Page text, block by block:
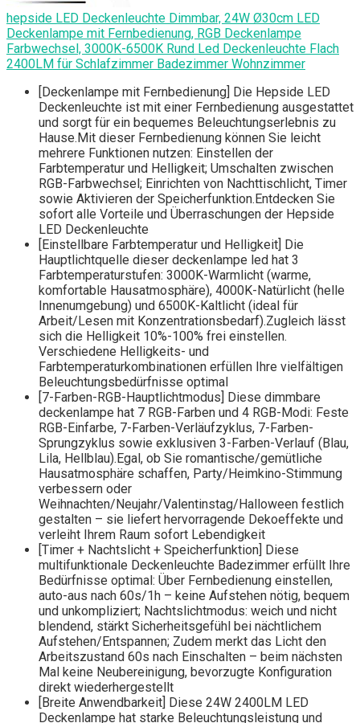
hepside LED Deckenleuchte Dimmbar, 24W Ø30cm LED
Deckenlampe mit Fernbedienung, RGB Deckenlampe
Farbwechsel, 3000K-6500K Rund Led Deckenleuchte Flach
2400LM für Schlafzimmer Badezimmer Wohnzimmer
[Deckenlampe mit Fernbedienung] Die Hepside LED
Deckenleuchte ist mit einer Fernbedienung ausgestattet
und sorgt für ein bequemes Beleuchtungserlebnis zu
Hause.Mit dieser Fernbedienung können Sie leicht
mehrere Funktionen nutzen: Einstellen der
Farbtemperatur und Helligkeit; Umschalten zwischen
RGB-Farbwechsel; Einrichten von Nachttischlicht, Timer
sowie Aktivieren der Speicherfunktion.Entdecken Sie
sofort alle Vorteile und Überraschungen der Hepside
LED Deckenleuchte
[Einstellbare Farbtemperatur und Helligkeit] Die
Hauptlichtquelle dieser deckenlampe led hat 3
Farbtemperaturstufen: 3000K-Warmlicht (warme,
komfortable Hausatmosphäre), 4000K-Natürlicht (helle
Innenumgebung) und 6500K-Kaltlicht (ideal für
Arbeit/Lesen mit Konzentrationsbedarf).Zugleich lässt
sich die Helligkeit 10%-100% frei einstellen.
Verschiedene Helligkeits- und
Farbtemperaturkombinationen erfüllen Ihre vielfältigen
Beleuchtungsbedürfnisse optimal
[7-Farben-RGB-Hauptlichtmodus] Diese dimmbare
deckenlampe hat 7 RGB-Farben und 4 RGB-Modi: Feste
RGB-Einfarbe, 7-Farben-Verläufzyklus, 7-Farben-
Sprungzyklus sowie exklusiven 3-Farben-Verlauf (Blau,
Lila, Hellblau).​Egal, ob Sie romantische/gemütliche
Hausatmosphäre schaffen, Party/Heimkino-Stimmung
verbessern oder
Weihnachten/Neujahr/Valentinstag/Halloween festlich
gestalten – sie liefert hervorragende Dekoeffekte und
verleiht Ihrem Raum sofort Lebendigkeit
[Timer + Nachtslicht + Speicherfunktion] Diese
multifunktionale Deckenleuchte Badezimmer erfüllt Ihre
Bedürfnisse optimal: Über Fernbedienung einstellen,
auto-aus nach 60s/1h – keine Aufstehen nötig, bequem
und unkompliziert; Nachtslichtmodus: weich und nicht
blendend, stärkt Sicherheitsgefühl bei nächtlichem
Aufstehen/Entspannen; Zudem merkt das Licht den
Arbeitszustand 60s nach Einschalten – beim nächsten
Mal keine Neubereinigung, bevorzugte Konfiguration
direkt wiederhergestellt
[Breite Anwendbarkeit] Diese 24W 2400LM LED
Deckenlampe hat starke Beleuchtungsleistung und